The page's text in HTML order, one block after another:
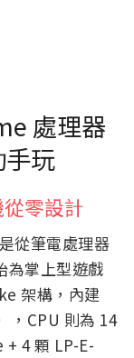
處理器
手玩
零設計
從筆電處理器
為掌上型遊戲
架構，內建
，CPU 則為 14
4 顆 LP-E-